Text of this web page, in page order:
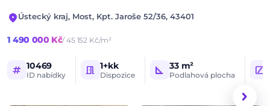
location_on Ústecký kraj, Most, Kpt. Jaroše 52/36, 43401
1 490 000 Kč/ 45 152 Kč/m²
tag 10469
ID nabídky meeting_room 1+kk
Dispozice square_foot 33 m²
Podlahová plocha stairs
HLAVNÍ FOTOGRAFIE 1 / 8
chevron_right